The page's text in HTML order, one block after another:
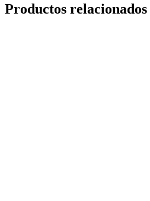
Productos relacionados